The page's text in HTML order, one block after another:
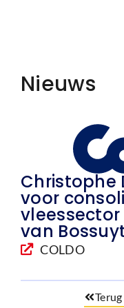
Nieuws
Christophe
voor
van
COLDO